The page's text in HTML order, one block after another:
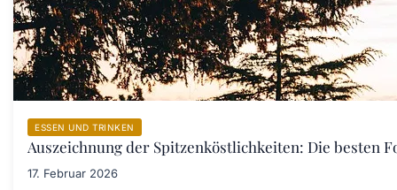
ESSEN UND TRINKEN
Auszeichnung der Spitzenköstlichkeiten: Die besten
17. Februar 2026